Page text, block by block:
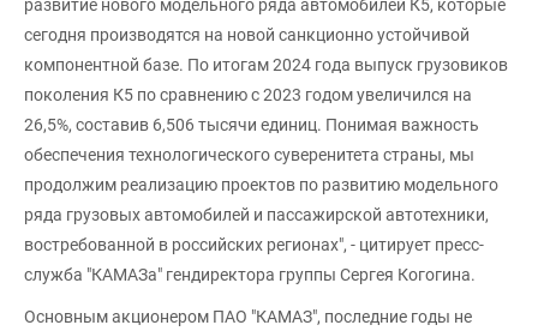
развитие нового модельного ряда автомобилей К5, которые
сегодня производятся на новой санкционно устойчивой
компонентной базе. По итогам 2024 года выпуск грузовиков
поколения К5 по сравнению с 2023 годом увеличился на
26,5%, составив 6,506 тысячи единиц. Понимая важность
обеспечения технологического суверенитета страны, мы
продолжим реализацию проектов по развитию модельного
ряда грузовых автомобилей и пассажирской автотехники,
востребованной в российских регионах", - цитирует пресс-
служба "КАМАЗа" гендиректора группы Сергея Когогина.
Основным акционером ПАО "КАМАЗ", последние годы не